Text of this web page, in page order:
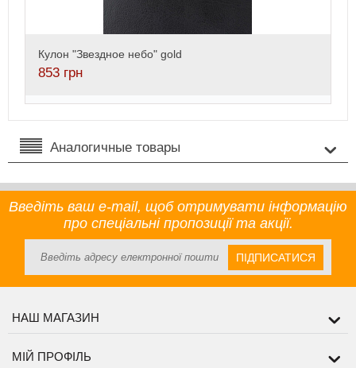
Кулон "Звездное небо" gold
853 грн
Аналогичные товары
Введіть ваш e-mail, щоб отримувати інформацію
про спеціальні пропозиції та акції.
ПІДПИСАТИСЯ
НАШ МАГАЗИН
МІЙ ПРОФІЛЬ